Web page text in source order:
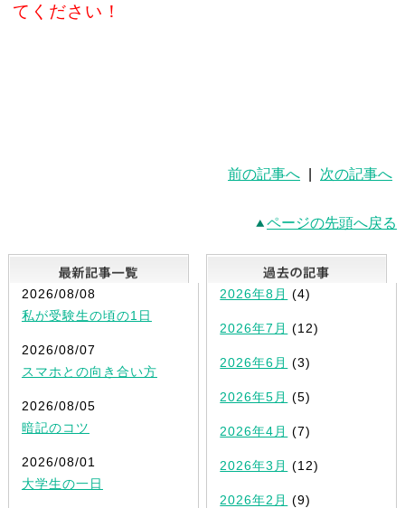
てください！
前の記事へ 次の記事へ
ページの先頭へ戻る
最新記事一覧
2026/08/08
私が受験生の頃の1日
2026/08/07
スマホとの向き合い方
2026/08/05
暗記のコツ
2026/08/01
大学生の一日
2026年8月 (4)
2026年7月 (12)
2026年6月 (3)
2026年5月 (5)
2026年4月 (7)
2026年3月 (12)
2026年2月 (9)